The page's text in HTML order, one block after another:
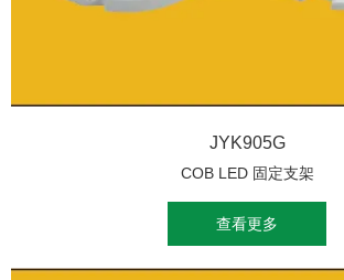
JYK905G
COB LED 固定支架
查看更多